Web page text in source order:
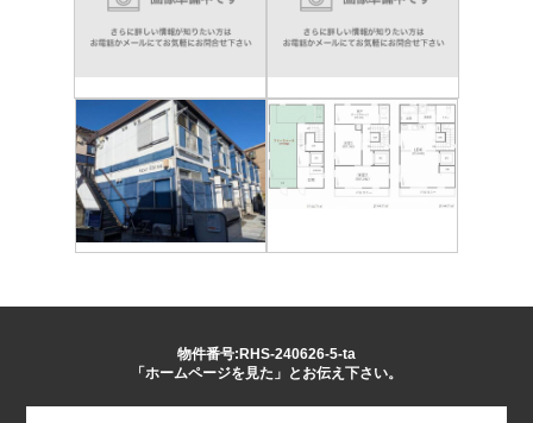
物件番号:RHS-240626-5-ta
「ホームページを見た」とお伝え下さい。